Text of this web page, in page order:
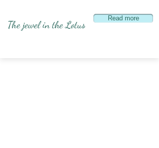
​The jewel in the Lotus
Read more